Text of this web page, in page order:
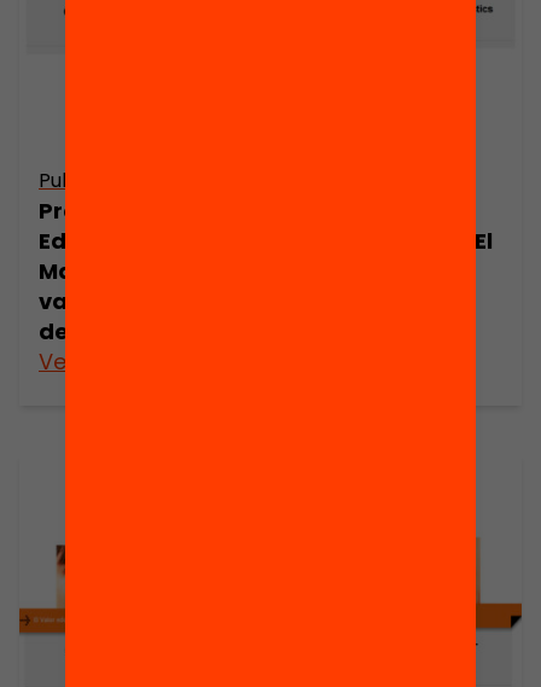
Publicació
Presentació:
Eduard
Marquina. El
valor educatiu
de comunicar
Veure’n més
Moisès Broggi. El